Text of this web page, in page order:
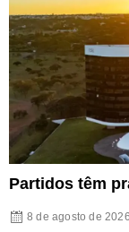
Partidos têm
8 de agosto de 2026